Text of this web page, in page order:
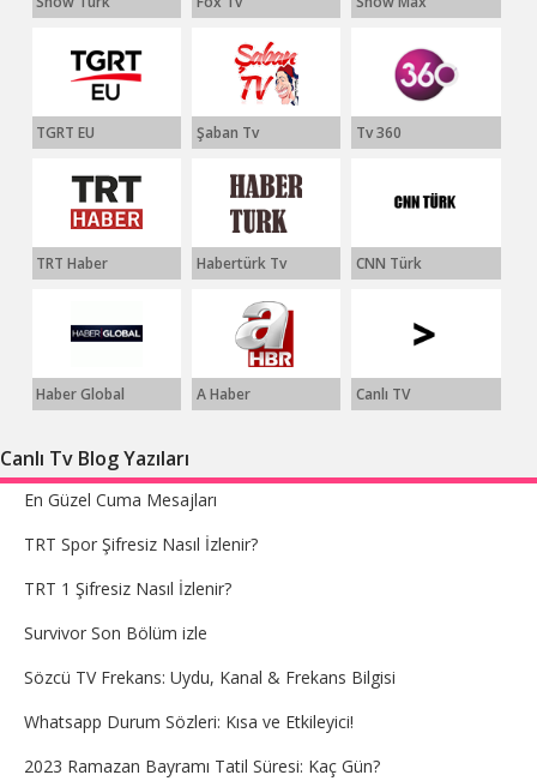
TGRT EU Şaban Tv Tv 360
TRT Haber Habertürk Tv CNN Türk
Haber Global A Haber Canlı TV
Canlı Tv Blog Yazıları
En Güzel Cuma Mesajları
TRT Spor Şifresiz Nasıl İzlenir?
TRT 1 Şifresiz Nasıl İzlenir?
Survivor Son Bölüm izle
Sözcü TV Frekans: Uydu, Kanal & Frekans Bilgisi
Whatsapp Durum Sözleri: Kısa ve Etkileyici!
2023 Ramazan Bayramı Tatil Süresi: Kaç Gün?